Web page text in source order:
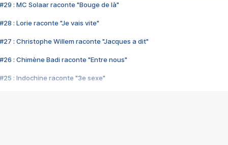
#29 : MC Solaar raconte "Bouge de là"
#28 : Lorie raconte "Je vais vite"
#27 : Christophe Willem raconte "Jacques a dit"
#26 : Chimène Badi raconte "Entre nous"
#25 : Indochine raconte "3e sexe"